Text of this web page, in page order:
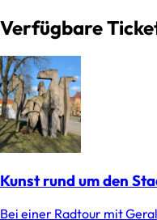
Verfügbare
Kunst rund um den
Bei einer Radtour mit